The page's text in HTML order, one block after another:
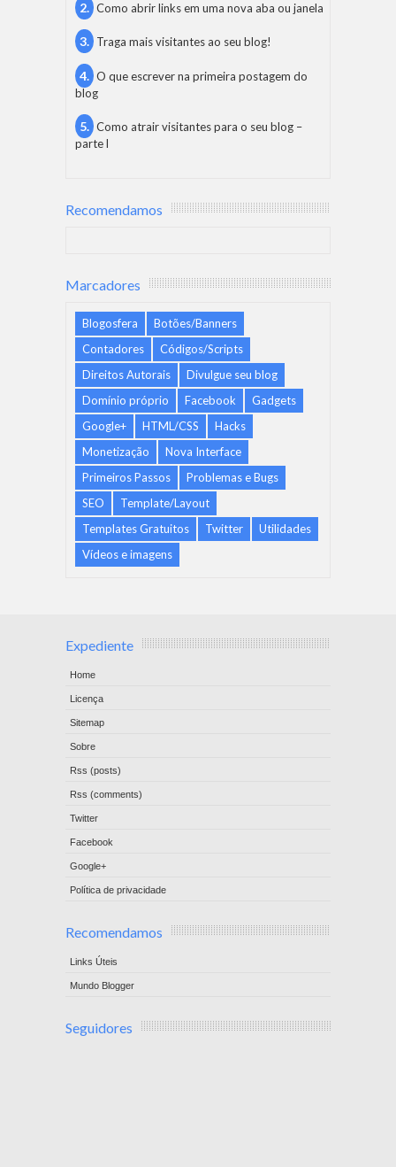
Como abrir links em uma nova aba ou janela
Traga mais visitantes ao seu blog!
O que escrever na primeira postagem do
blog
Como atrair visitantes para o seu blog –
parte l
Recomendamos
Marcadores
Blogosfera
Botões/Banners
Contadores
Códigos/Scripts
Direitos Autorais
Divulgue seu blog
Domínio próprio
Facebook
Gadgets
Google+
HTML/CSS
Hacks
Monetização
Nova Interface
Primeiros Passos
Problemas e Bugs
SEO
Template/Layout
Templates Gratuitos
Twitter
Utilidades
Vídeos e imagens
Expediente
Home
Licença
Sitemap
Sobre
Rss (posts)
Rss (comments)
Twitter
Facebook
Google+
Política de privacidade
Recomendamos
Links Úteis
Mundo Blogger
Seguidores